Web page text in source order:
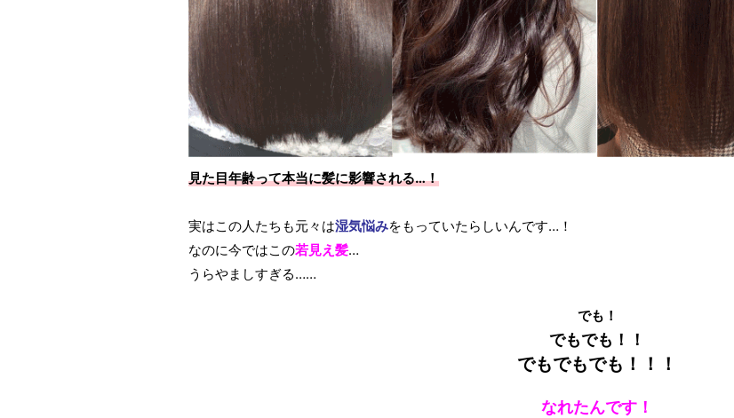
見た目年齢って本当に髪に影響される…！
実はこの人たちも元々は湿気悩みをもっていたらしいんです…！
なのに今ではこの若見え髪…
うらやましすぎる……
でも！
でもでも！！
でもでもでも！！！
なれたんです！